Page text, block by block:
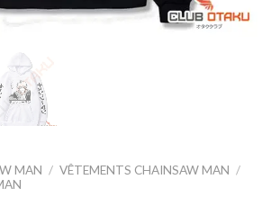
MAN / VÊTEMENTS CHAINSAW MAN /